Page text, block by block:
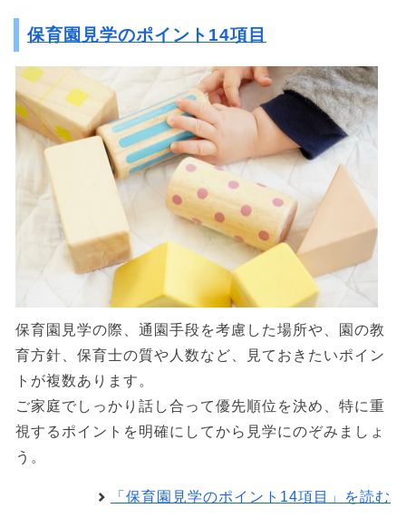
保育園見学のポイント14項目
保育園見学の際、通園手段を考慮した場所や、園の教
育方針、保育士の質や人数など、見ておきたいポイン
トが複数あります。
ご家庭でしっかり話し合って優先順位を決め、特に重
視するポイントを明確にしてから見学にのぞみましょ
う。
「保育園見学のポイント14項目」を読む